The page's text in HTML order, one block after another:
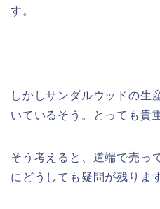
す。
しかしサンダルウッドの生
いているそう。とっても貴
そう考えると、道端で売っ
にどうしても疑問が残りま